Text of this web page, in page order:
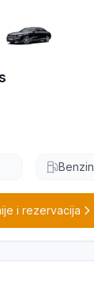
Benzin
i rezervacija